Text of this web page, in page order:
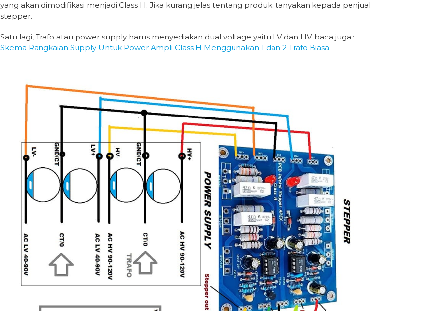
yang akan dimodifikasi menjadi Class H. Jika kurang jelas tentang produk, tanyakan kepada penjual
stepper.
Satu lagi, Trafo atau power supply harus menyediakan dual voltage yaitu LV dan HV, baca juga :
Skema Rangkaian Supply Untuk Power Ampli Class H Menggunakan 1 dan 2 Trafo Biasa